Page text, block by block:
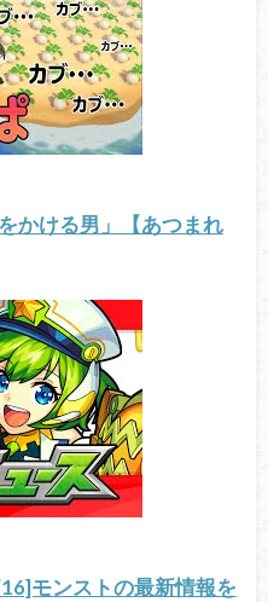
かける男」【あつまれ
モンストの最新情報を